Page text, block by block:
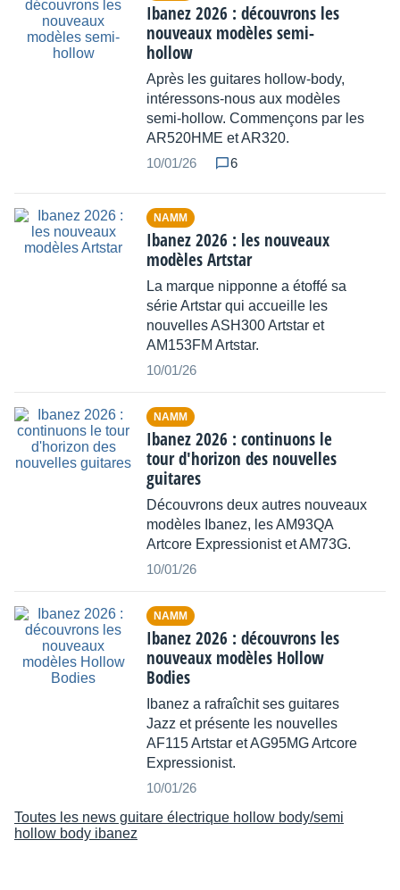
Ibanez 2026 : découvrons les
nouveaux modèles semi-
hollow
Après les guitares hollow-body,
intéressons-nous aux modèles
semi-hollow. Commençons par les
AR520HME et AR320.
10/01/26
6
NAMM
Ibanez 2026 : les nouveaux
modèles Artstar
La marque nipponne a étoffé sa
série Artstar qui accueille les
nouvelles ASH300 Artstar et
AM153FM Artstar.
10/01/26
NAMM
Ibanez 2026 : continuons le
tour d'horizon des nouvelles
guitares
Découvrons deux autres nouveaux
modèles Ibanez, les AM93QA
Artcore Expressionist et AM73G.
10/01/26
NAMM
Ibanez 2026 : découvrons les
nouveaux modèles Hollow
Bodies
Ibanez a rafraîchit ses guitares
Jazz et présente les nouvelles
AF115 Artstar et AG95MG Artcore
Expressionist.
10/01/26
Toutes les news guitare électrique hollow body/semi
hollow body ibanez